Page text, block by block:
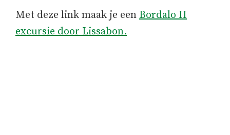
Met deze link maak je een Bordalo II
excursie door Lissabon.